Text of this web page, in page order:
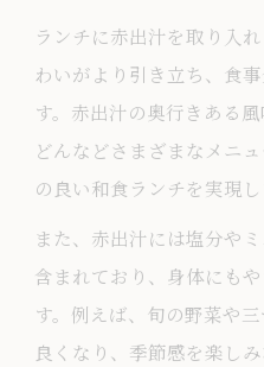
ランチに赤出汁を取り入
わいがより引き立ち、食
す。赤出汁の奥行きある
どんなどさまざまなメニ
の良い和食ランチを実現し
また、赤出汁には塩分や
含まれており、身体にも
す。例えば、旬の野菜や
良くなり、季節感を楽し